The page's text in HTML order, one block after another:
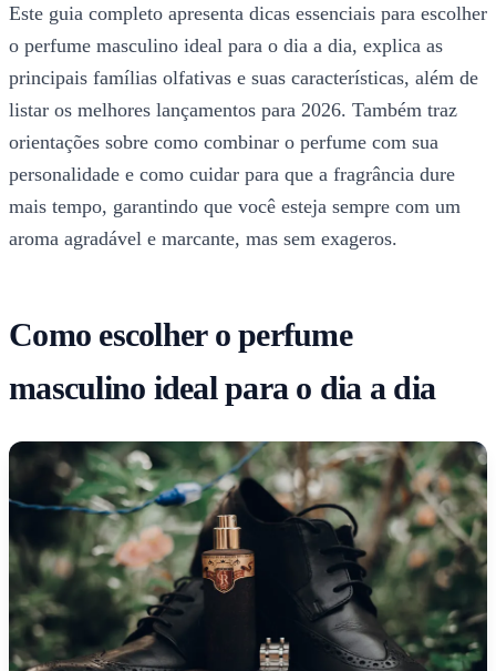
Este guia completo apresenta dicas essenciais para escolher
o perfume masculino ideal para o dia a dia, explica as
principais famílias olfativas e suas características, além de
listar os melhores lançamentos para 2026. Também traz
orientações sobre como combinar o perfume com sua
personalidade e como cuidar para que a fragrância dure
mais tempo, garantindo que você esteja sempre com um
aroma agradável e marcante, mas sem exageros.
Como escolher o perfume
masculino ideal para o dia a dia